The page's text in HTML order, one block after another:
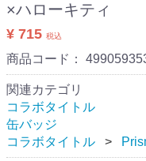
×ハローキティ
¥ 715 税込
商品コード：
関連カテゴリ
コラボタイトル
缶バッジ
コラボタイトル